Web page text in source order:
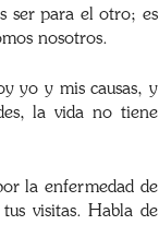
ser para el otro; es
nosotros.
yo y mis causas, y
la vida no tiene
la enfermedad de
visitas. Habla de